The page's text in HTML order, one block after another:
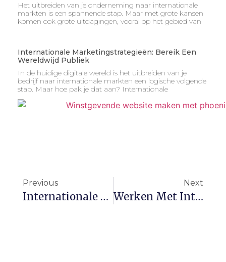
Het uitbreiden van je onderneming naar internationale
markten is een spannende stap. Maar met grote kansen
komen ook grote uitdagingen, vooral op het gebied van
Internationale Marketingstrategieën: Bereik Een
Wereldwijd Publiek
In de huidige digitale wereld is het uitbreiden van je
bedrijf naar internationale markten een logische volgende
stap. Maar hoe pak je dat aan? Internationale
Previous
Internationale Betalingssystemen: Veilig En Efficiënt Geld Ontvangen
Next
Werken Met Internationale Freelancers: Voordelen En Aandachtspunten